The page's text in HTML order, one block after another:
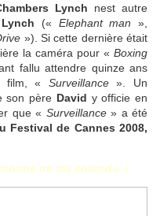
Lynch nest autre
(« Elephant man »,
»). Si cette dernière était
la caméra pour « Boxing
fallu attendre quinze ans
film, « Surveillance». Un
son père David y officie en
que « Surveillance» a été
Festival de Cannes 2008,
ne ma entendu »